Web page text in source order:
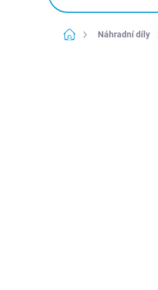
Domů Náhradní díly